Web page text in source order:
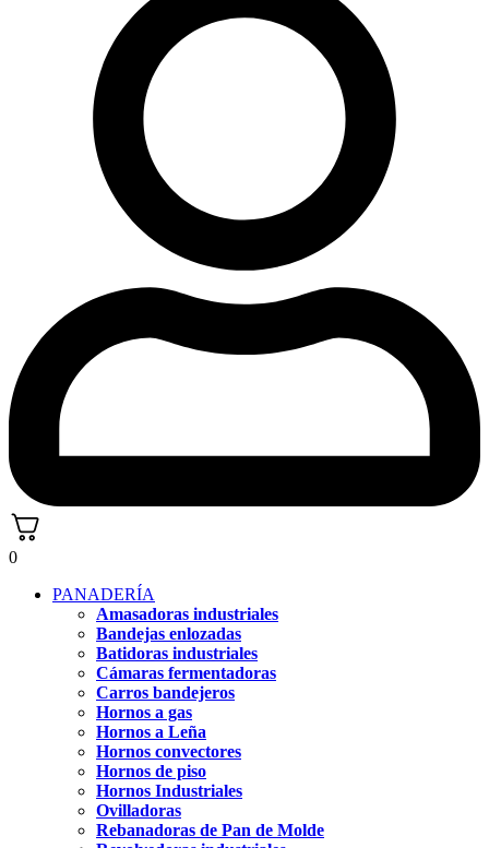
0
PANADERÍA
Amasadoras industriales
Bandejas enlozadas
Batidoras industriales
Cámaras fermentadoras
Carros bandejeros
Hornos a gas
Hornos a Leña
Hornos convectores
Hornos de piso
Hornos Industriales
Ovilladoras
Rebanadoras de Pan de Molde